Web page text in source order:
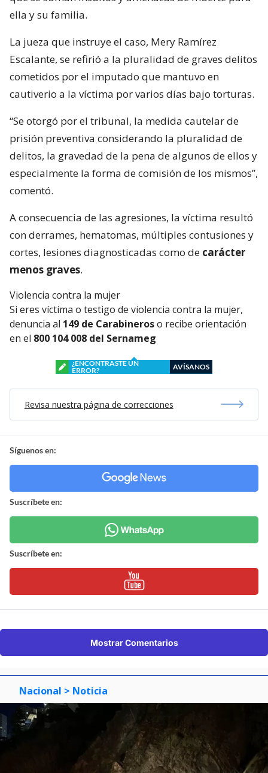
ella y su familia.
La jueza que instruye el caso, Mery Ramírez
Escalante, se refirió a la pluralidad de graves delitos
cometidos por el imputado que mantuvo en
cautiverio a la víctima por varios días bajo torturas.
“Se otorgó por el tribunal, la medida cautelar de
prisión preventiva considerando la pluralidad de
delitos, la gravedad de la pena de algunos de ellos y
especialmente la forma de comisión de los mismos”,
comentó.
A consecuencia de las agresiones, la víctima resultó
con derrames, hematomas, múltiples contusiones y
cortes, lesiones diagnosticadas como de carácter
menos graves.
Violencia contra la mujer
Si eres víctima o testigo de violencia contra la mujer,
denuncia al 149 de Carabineroso recibe orientación
en el 800 104 008 del Sernameg
¿ENCONTRASTE UN
ERROR?
AVÍSANOS
Revisa nuestra página de correcciones
Síguenos en:
Suscríbete en:
Suscríbete en:
Mostrar Comentarios
Nacional > Noticia